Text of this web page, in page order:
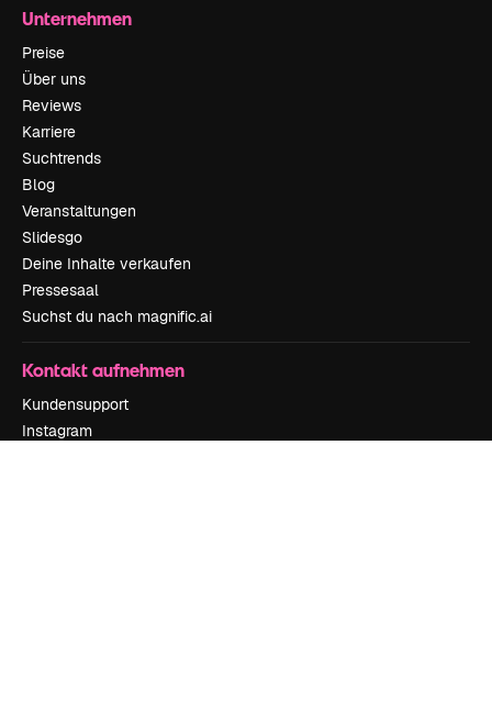
Unternehmen
Preise
Über uns
Reviews
Karriere
Suchtrends
Blog
Veranstaltungen
Slidesgo
Deine Inhalte verkaufen
Pressesaal
Suchst du nach magnific.ai
Kontakt aufnehmen
Kundensupport
Instagram